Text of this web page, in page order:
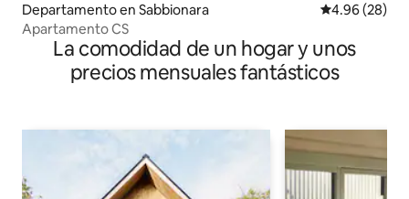
Departamento en Sabbionara Calificación
4.96 (28)
Apartamento CS
La comodidad de un hogar y unos
precios mensuales fantásticos